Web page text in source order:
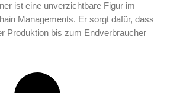
ist eine unverzichtbare Figur im
Managements. Er sorgt dafür, dass
Produktion bis zum Endverbraucher